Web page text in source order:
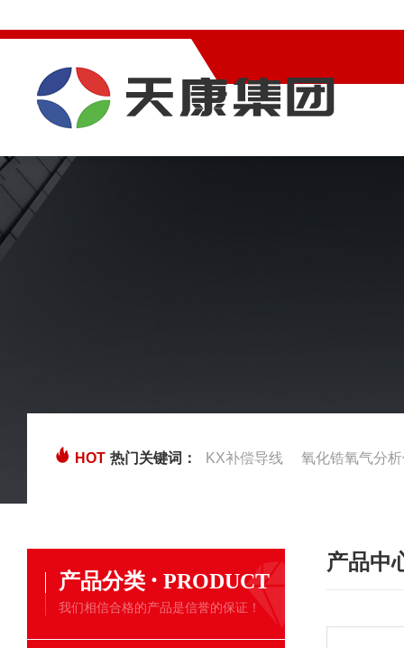
HOT 热门关键词： KX补偿导线 氧化锆氧气分
产品分类 · PRODUCT
我们相信合格的产品是信誉的保证！
产品中